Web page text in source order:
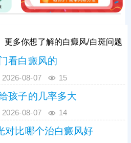
更多你想了解的白癜风/白斑问题
看白癜风的
2026-08-07 15
孩子的几率多大
2026-08-07 14
对比哪个治白癜风好